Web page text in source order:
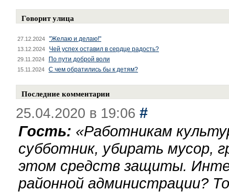
Говорит улица
27.12.2024 "Желаю и делаю!"
13.12.2024 Чей успех оставил в сердце радость?
29.11.2024 По пути доброй воли
15.11.2024 С чем обратились бы к детям?
Последние комментарии
25.04.2020 в 19:06 #
Гость: «Работникам
субботник, убирать мусор,
этом средств защиты.
районной администрации?